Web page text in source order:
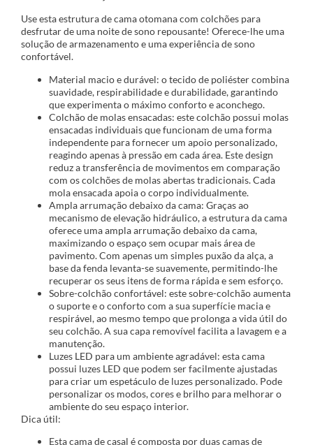
Use esta estrutura de cama otomana com colchões para
desfrutar de uma noite de sono repousante! Oferece-lhe uma
solução de armazenamento e uma experiência de sono
confortável.
Material macio e durável: o tecido de poliéster combina
suavidade, respirabilidade e durabilidade, garantindo
que experimenta o máximo conforto e aconchego.
Colchão de molas ensacadas: este colchão possui molas
ensacadas individuais que funcionam de uma forma
independente para fornecer um apoio personalizado,
reagindo apenas à pressão em cada área. Este design
reduz a transferência de movimentos em comparação
com os colchões de molas abertas tradicionais. Cada
mola ensacada apoia o corpo individualmente.
Ampla arrumação debaixo da cama: Graças ao
mecanismo de elevação hidráulico, a estrutura da cama
oferece uma ampla arrumação debaixo da cama,
maximizando o espaço sem ocupar mais área de
pavimento. Com apenas um simples puxão da alça, a
base da fenda levanta-se suavemente, permitindo-lhe
recuperar os seus itens de forma rápida e sem esforço.
Sobre-colchão confortável: este sobre-colchão aumenta
o suporte e o conforto com a sua superfície macia e
respirável, ao mesmo tempo que prolonga a vida útil do
seu colchão. A sua capa removível facilita a lavagem e a
manutenção.
Luzes LED para um ambiente agradável: esta cama
possui luzes LED que podem ser facilmente ajustadas
para criar um espetáculo de luzes personalizado. Pode
personalizar os modos, cores e brilho para melhorar o
ambiente do seu espaço interior.
Dica útil:
Esta cama de casal é composta por duas camas de